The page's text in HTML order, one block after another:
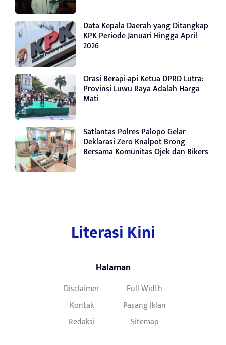
Data Kepala Daerah yang Ditangkap
KPK Periode Januari Hingga April
2026
Orasi Berapi-api Ketua DPRD Lutra:
Provinsi Luwu Raya Adalah Harga
Mati
Satlantas Polres Palopo Gelar
Deklarasi Zero Knalpot Brong
Bersama Komunitas Ojek dan Bikers
Literasi Kini
Halaman
Disclaimer
Full Width
Kontak
Pasang Iklan
Redaksi
Sitemap